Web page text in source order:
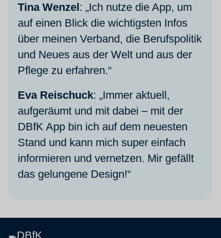
Tina Wenzel: „Ich nutze die App, um
auf einen Blick die wichtigsten Infos
über meinen Verband, die Berufspolitik
und Neues aus der Welt und aus der
Pflege zu erfahren.“
Eva Reischuck: „Immer aktuell,
aufgeräumt und mit dabei – mit der
DBfK App bin ich auf dem neuesten
Stand und kann mich super einfach
informieren und vernetzen. Mir gefällt
das gelungene Design!“